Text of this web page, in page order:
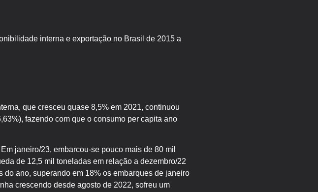
interna e exportação no Brasil de 2015 a
que cresceu quase 8,5% em 2021, continuou
fazendo com que o consumo per capita ano
janeiro/23, embarcou-se pouco mais de 80 mil
de 12,5 mil toneladas em relação a dezembro/22
do ano, superando em 18% os embarques de janeiro
crescendo desde agosto de 2022, sofreu um